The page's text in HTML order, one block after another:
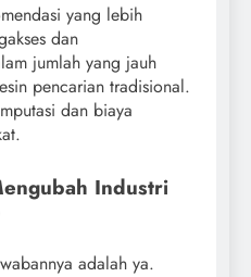
yang lebih
dan
jumlah yang jauh
pencarian tradisional.
dan biaya
Industri
adalah ya.